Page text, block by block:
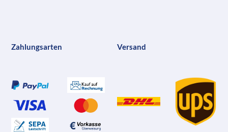
Zahlungsarten Versand